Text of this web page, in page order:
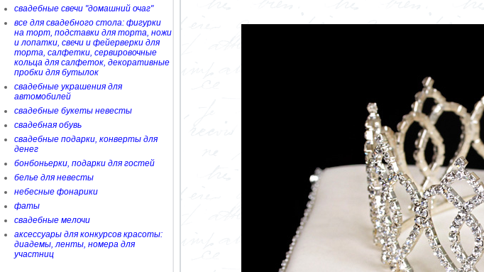
свадебные свечи "домашний очаг"
все для свадебного стола: фигурки
на торт, подставки для торта, ножи
и лопатки, свечи и фейерверки для
торта, салфетки, сервировочные
кольца для салфеток, декоративные
пробки для бутылок
свадебные украшения для
автомобилей
свадебные букеты невесты
свадебная обувь
свадебные подарки, конверты для
денег
бонбоньерки, подарки для гостей
белье для невесты
небесные фонарики
фаты
свадебные мелочи
аксессуары для конкурсов красоты:
диадемы, ленты, номера для
участниц